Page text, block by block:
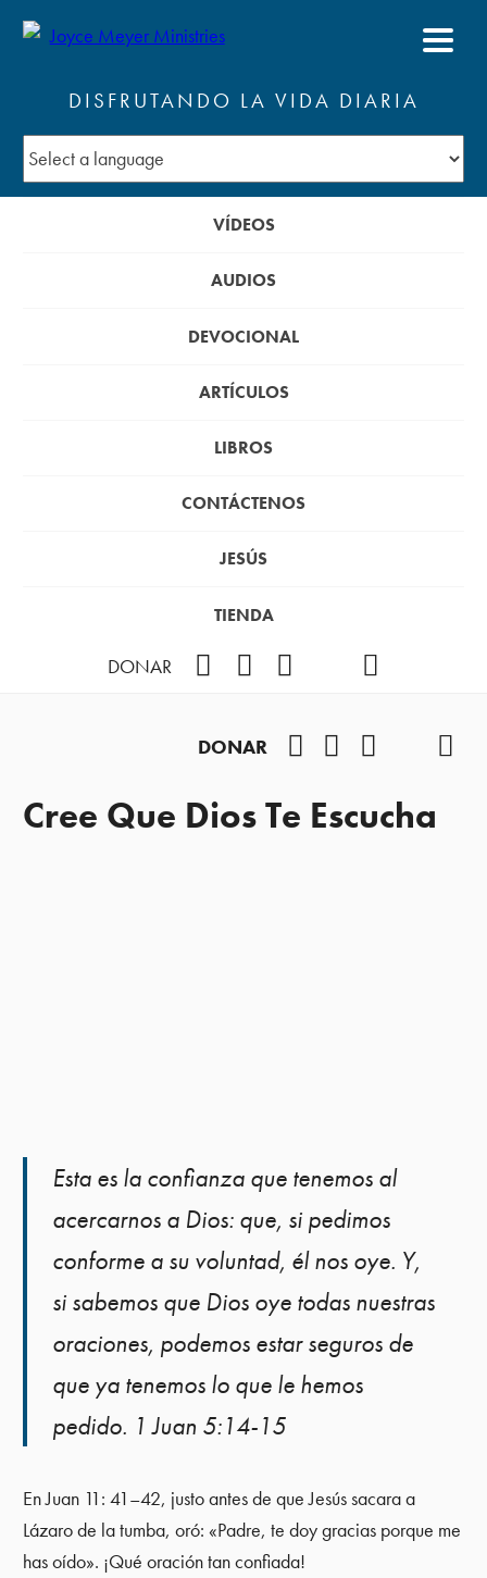
DISFRUTANDO LA VIDA DIARIA
VÍDEOS
AUDIOS
DEVOCIONAL
ARTÍCULOS
LIBROS
CONTÁCTENOS
JESÚS
TIENDA
DONAR
DONAR
Cree Que Dios Te Escucha
Esta es la confianza que tenemos al
acercarnos a Dios: que, si pedimos
conforme a su voluntad, él nos oye. Y,
si sabemos que Dios oye todas nuestras
oraciones, podemos estar seguros de
que ya tenemos lo que le hemos
pedido. 1 Juan 5:14-15
En Juan 11: 41–42, justo antes de que Jesús sacara a
Lázaro de la tumba, oró: «Padre, te doy gracias porque me
has oído». ¡Qué oración tan confiada!